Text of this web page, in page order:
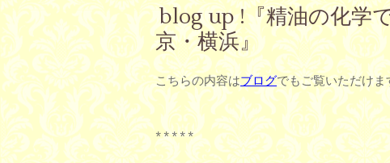
blog up !『精油の化学
京・横浜』
こちらの内容はブログでもご覧いただけま
* * * * *